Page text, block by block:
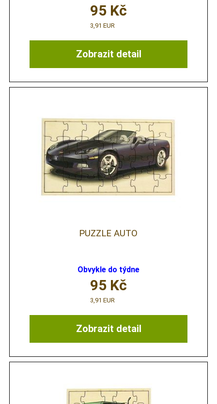
Zobrazit detail
95 Kč
3,91 EUR
PUZZLE AUTO
Obvykle do týdne
Zobrazit detail
95 Kč
3,91 EUR